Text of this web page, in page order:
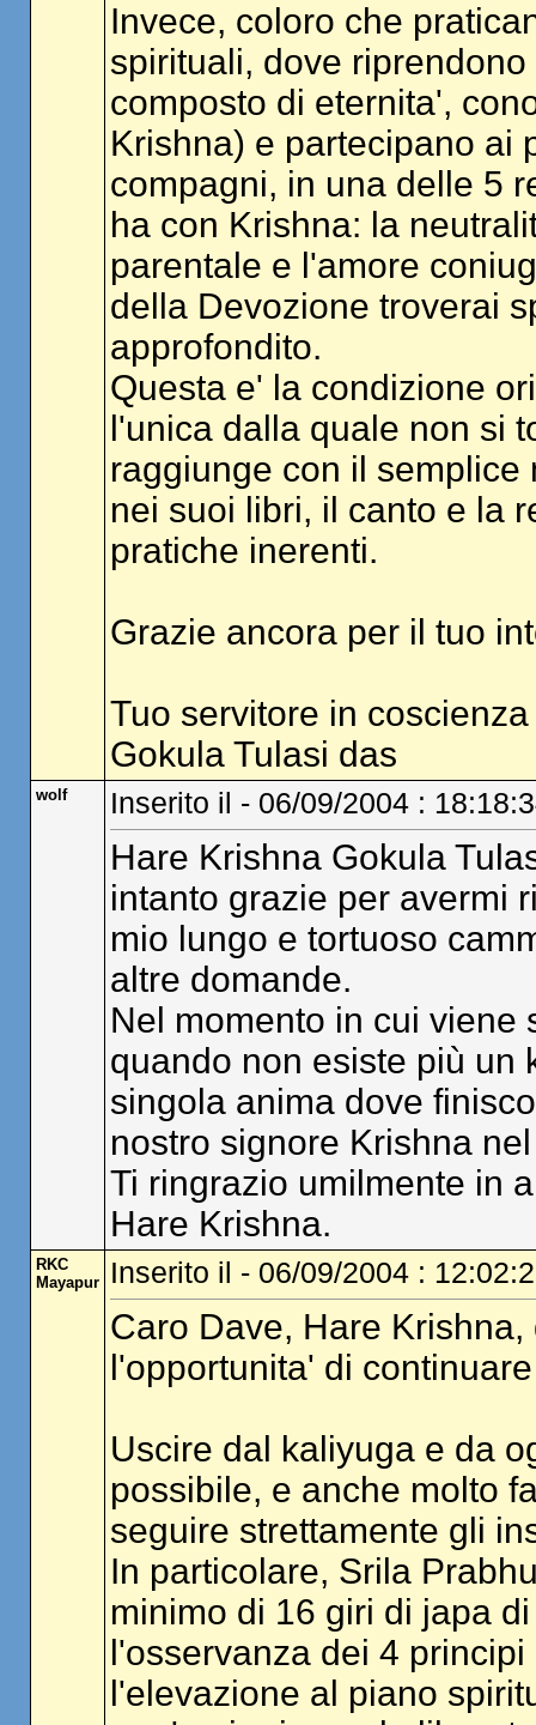
Invece, coloro che
spirituali, dove
composto di eternita',
Krishna) e partecipano ai
compagni, in una delle 5
ha con Krishna: la
parentale e l'amore
della Devozione troverai
approfondito.
Questa e' la condizione
l'unica dalla quale non si
raggiunge con il
nei suoi libri, il canto e la
pratiche inerenti.
Grazie ancora per il tuo
Tuo servitore in
Gokula Tulasi das
wolf Inserito il - 06/09/2004 :
Hare Krishna Gokula
intanto grazie per avermi
mio lungo e tortuoso
altre domande.
Nel momento in cui viene
quando non esiste più un
singola anima dove
nostro signore Krishna
Ti ringrazio umilmente in
Hare Krishna.
RKC
Mayapur
Inserito il - 06/09/2004 :
Caro Dave, Hare
l'opportunita' di
Uscire dal kaliyuga e da
possibile, e anche molto
seguire strettamente gli
In particolare, Srila
minimo di 16 giri di japa
l'osservanza dei 4
l'elevazione al piano